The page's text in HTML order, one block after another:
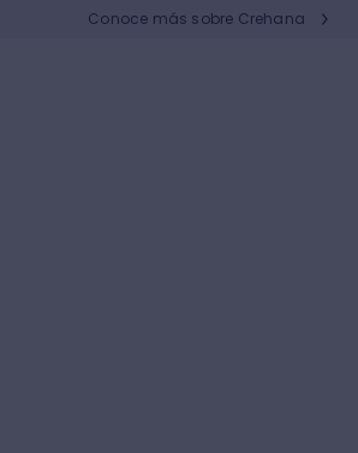
Conoce más sobre Crehana